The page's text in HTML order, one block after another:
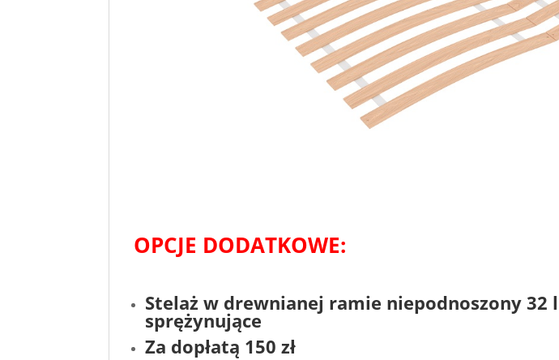
OPCJE DODATKOWE:
Stelaż w drewnianej ramie niepodnoszony 32
sprężynujące
Za dopłatą 150 zł